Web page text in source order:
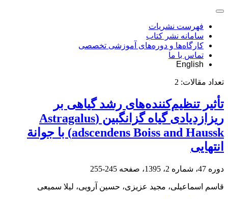
فهرست نشریات
سامانه نشر کتاب
کارگاه‌ها و دوره‌های آموزشی تخصصی
تماس با ما
English
تعداد مقالات: 2
تأثیر تنظیم‌کننده‌های رشد گیاهی بر
ریزازدیادی گیاه گزانگبین (Astragalus
adscendens Boiss and Haussk) با جوانة
انتهایی
دوره 47، شماره 2، 1395، صفحه 245-255
قاسم اسماعیلی، مجید عزیزی، حسین آرویی، لیلا سمیعی